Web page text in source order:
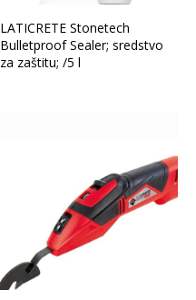
LATICRETE Stonetech
Bulletproof Sealer; sredstvo
za zaštitu; /5 l